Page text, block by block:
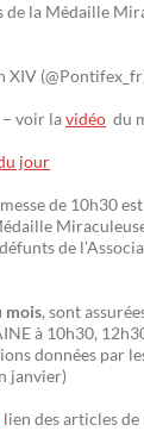
de la Médaille
XIV
– voir lavidéo du
jour
de 10h30
de
mois, sont
à 10h30,
données par
janvier)
lien des articles